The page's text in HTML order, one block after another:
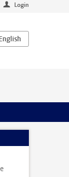
Login
pagina’s
pagina’s